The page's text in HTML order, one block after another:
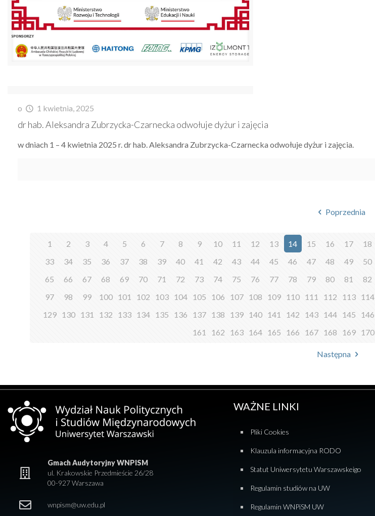
o 1 kwietnia, 2025
dr hab. Aleksandra Zubrzycka-Czarnecka odwołuje dyżur i zajęcia
w dniach 1 – 4 kwietnia 2025 r. dr hab. Aleksandra Zubrzycka-Czarnecka odwołuje dyżur i zajęcia.
Poprzednia
1 2 3 4 5 6 7 8 9 10 11 12 13 14 15 16 17 18
33
34 35 36 37 38 39 40 41 42 43 44 45 46 47 48 49 50
65
66 67 68 69 70 71 72 73 74 75 76 77 78 79 80 81 82
97
98 99 100 101 102 103 104 105 106 107 108 109 110 111 112 113 114
129 130 131 132 133 134 135 136 137 138 139 140 141 142 143 144 145 146
161
162 163 164 165 166 167 168 169 170
Następna
Gmach Audytoryjny WNPISM
ul. Krakowskie Przedmieście 26/28
00-927 Warszawa
wnpism@uw.edu.pl
WAŻNE LINKI
Pliki Cookies
Klauzula informacyjna RODO
Statut Uniwersytetu Warszawskeigo
Regulamin studiów na UW
Regulamin WNPiSM UW